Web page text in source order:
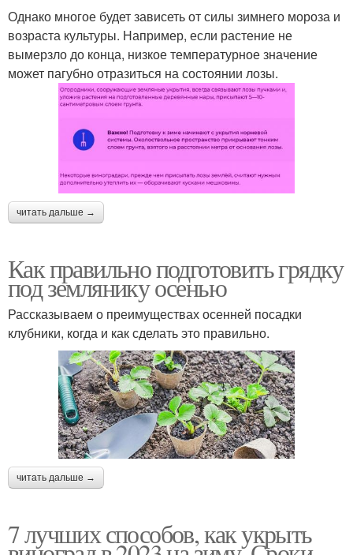
Однако многое будет зависеть от силы зимнего мороза и
возраста культуры. Например, если растение не
вымерзло до конца, низкое температурное значение
может пагубно отразиться на состоянии лозы.
читать дальше →
Как правильно подготовить грядку
под землянику осенью
Рассказываем о преимуществах осенней посадки
клубники, когда и как сделать это правильно.
читать дальше →
7 лучших способов, как укрыть